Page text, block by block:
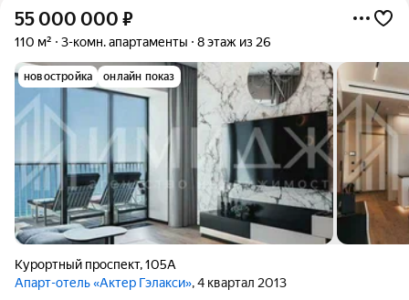
55 000 000 ₽
110 м² 3-комн. апартаменты 8 этаж из 26
новостройка онлайн показ
Курортный проспект,105А
Апарт-отель «Актер Гэлакси», 4 квартал 2013